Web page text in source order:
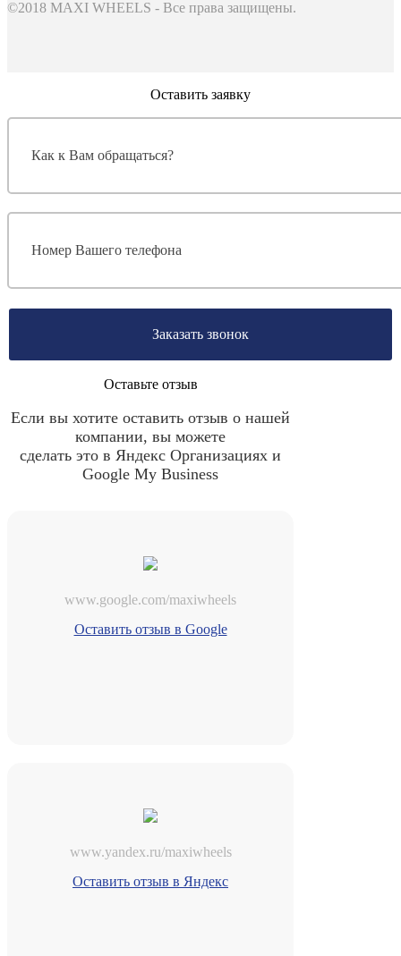
©2018 MAXI WHEELS - Все права защищены.
Оставить заявку
Заказать звонок
Оставьте отзыв
Если вы хотите оставить отзыв о нашей
компании, вы можете
сделать это в Яндекс Организациях и
Google My Business
www.google.com/maxiwheels
Оставить отзыв в Google
www.yandex.ru/maxiwheels
Оставить отзыв в Яндекс